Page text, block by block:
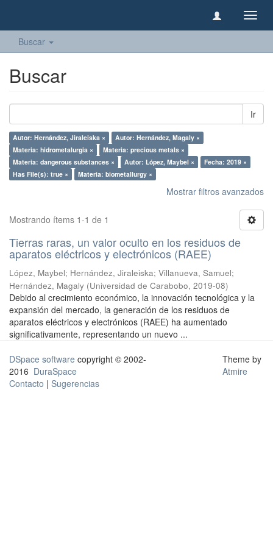
Buscar
Buscar
Ir
Autor: Hernández, Jiraleiska ×
Autor: Hernández, Magaly ×
Materia: hidrometalurgia ×
Materia: precious metals ×
Materia: dangerous substances ×
Autor: López, Maybel ×
Fecha: 2019 ×
Has File(s): true ×
Materia: biometallurgy ×
Mostrar filtros avanzados
Mostrando ítems 1-1 de 1
Tierras raras, un valor oculto en los residuos de
aparatos eléctricos y electrónicos (RAEE)
López, Maybel; Hernández, Jiraleiska; Villanueva, Samuel;
Hernández, Magaly (Universidad de Carabobo, 2019-08)
Debido al crecimiento económico, la innovación tecnológica y la
expansión del mercado, la generación de los residuos de
aparatos eléctricos y electrónicos (RAEE) ha aumentado
significativamente, representando un nuevo ...
DSpace software copyright © 2002-
2016 DuraSpace
Contacto | Sugerencias
Theme by
Atmire